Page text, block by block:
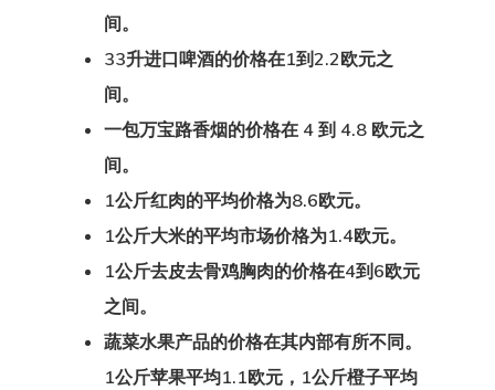
间。
33升进口啤酒的价格在1到2.2欧元之
间。
一包万宝路香烟的价格在 4 到 4.8 欧元之
间。
1公斤红肉的平均价格为8.6欧元。
1公斤大米的平均市场价格为1.4欧元。
1公斤去皮去骨鸡胸肉的价格在4到6欧元
之间。
蔬菜水果产品的价格在其内部有所不同。
1公斤苹果平均1.1欧元，1公斤橙子平均
GDPR
产品
付款确认
代理清单价格
咨询协议